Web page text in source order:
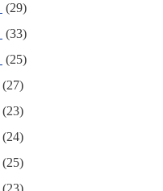
(29)
(33)
(25)
(27)
(23)
(24)
(25)
(23)